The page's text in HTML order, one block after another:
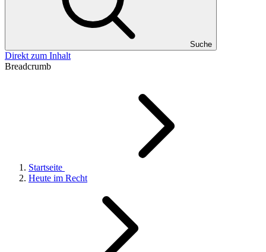
Suche
Direkt zum Inhalt
Breadcrumb
Startseite
Heute im Recht